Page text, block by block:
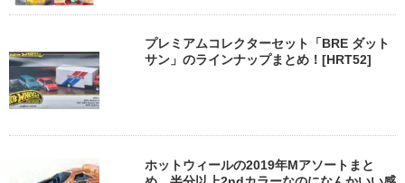
プレミアムコレクターセット「BRE ダット
サン」のラインナップまとめ！[HRT52]
ホットウィールの2019年Mアソートまと